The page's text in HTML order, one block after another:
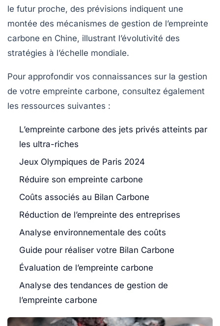
le futur proche, des prévisions indiquent une
montée des mécanismes de gestion de l’empreinte
carbone en Chine, illustrant l’évolutivité des
stratégies à l’échelle mondiale.
Pour approfondir vos connaissances sur la gestion
de votre empreinte carbone, consultez également
les ressources suivantes :
L’empreinte carbone des jets privés atteints par
les ultra-riches
Jeux Olympiques de Paris 2024
Réduire son empreinte carbone
Coûts associés au Bilan Carbone
Réduction de l’empreinte des entreprises
Analyse environnementale des coûts
Guide pour réaliser votre Bilan Carbone
Évaluation de l’empreinte carbone
Analyse des tendances de gestion de
l’empreinte carbone